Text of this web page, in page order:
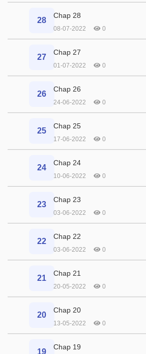
28
Chap 28
08-07-2022 0
27
Chap 27
01-07-2022 0
26
Chap 26
24-06-2022 0
25
Chap 25
17-06-2022 0
24
Chap 24
10-06-2022 0
23
Chap 23
03-06-2022 0
22
Chap 22
03-06-2022 0
21
Chap 21
20-05-2022 0
20
Chap 20
13-05-2022 0
19
Chap 19